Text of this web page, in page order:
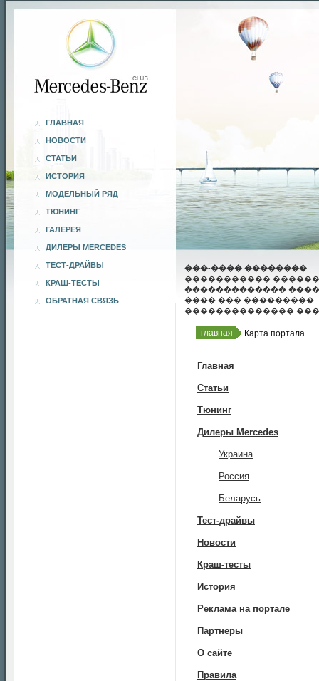
ГЛАВНАЯ
НОВОСТИ
СТАТЬИ
ИСТОРИЯ
МОДЕЛЬНЫЙ РЯД
ТЮНИНГ
ГАЛЕРЕЯ
ДИЛЕРЫ MERCEDES
ТЕСТ-ДРАЙВЫ
КРАШ-ТЕСТЫ
ОБРАТНАЯ СВЯЗЬ
���-���� ��������
�����������
�������������
���� ��� ���������
��������������
главная Карта портала
Главная
Статьи
Тюнинг
Дилеры Mercedes
Украина
Россия
Беларусь
Тест-драйвы
Новости
Краш-тесты
История
Реклама на портале
Партнеры
О сайте
Правила